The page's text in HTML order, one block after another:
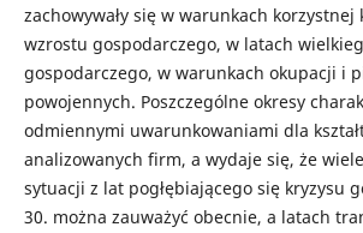
zachowywały się w warunkach
wzrostu gospodarczego, w latach
gospodarczego, w warunkach okupacji i
powojennych. Poszczególne okresy
odmiennymi uwarunkowaniami dla
analizowanych firm, a wydaje się, że
sytuacji z lat pogłębiającego się kryzysu
30. można zauważyć obecnie, a latach